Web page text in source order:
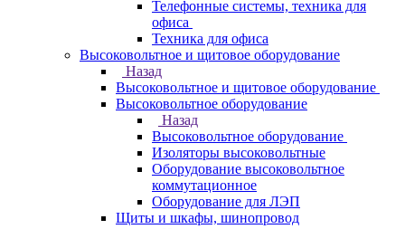
Телефонные системы, техника для
офиса
Техника для офиса
Высоковольтное и щитовое оборудование
Назад
Высоковольтное и щитовое оборудование
Высоковольтное оборудование
Назад
Высоковольтное оборудование
Изоляторы высоковольтные
Оборудование высоковольтное
коммутационное
Оборудование для ЛЭП
Щиты и шкафы, шинопровод